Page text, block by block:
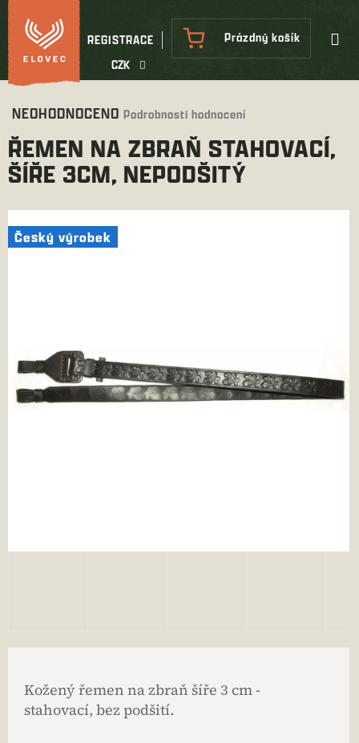
Přejít
na
obsah
CZK
REGISTRACE
NÁKUPNÍ
KOŠÍK
Prázdný košík
Průměrné
produktu
je
0,0
hvězdiček.
NEOHODNOCENO Podrobnosti hodnocení
ŘEMEN NA ZBRAŇ STAHOVACÍ,
ŠÍŘE 3CM, NEPODŠITÝ
Český výrobek
Český výrobek
Kožený řemen na zbraň šíře 3 cm -
stahovací, bez podšití.